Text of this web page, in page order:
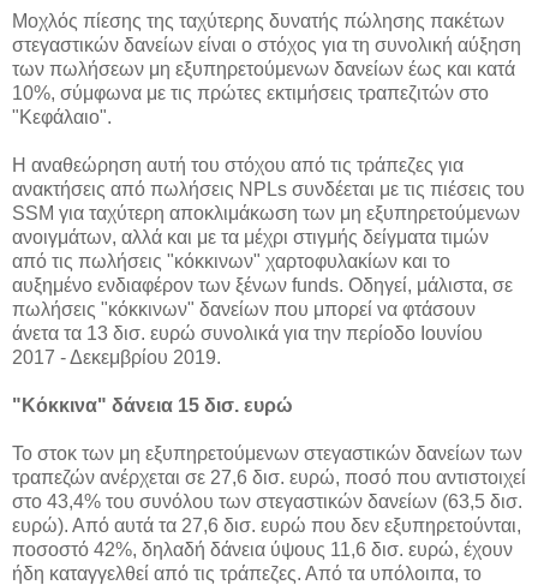
Μοχλός πίεσης της ταχύτερης δυνατής πώλησης πακέτων
στεγαστικών δανείων είναι ο στόχος για τη συνολική αύξηση
των πωλήσεων μη εξυπηρετούμενων δανείων έως και κατά
10%, σύμφωνα με τις πρώτες εκτιμήσεις τραπεζιτών στο
"Κεφάλαιο".
Η αναθεώρηση αυτή του στόχου από τις τράπεζες για
ανακτήσεις από πωλήσεις NPLs συνδέεται με τις πιέσεις του
SSM για ταχύτερη αποκλιμάκωση των μη εξυπηρετούμενων
ανοιγμάτων, αλλά και με τα μέχρι στιγμής δείγματα τιμών
από τις πωλήσεις "κόκκινων" χαρτοφυλακίων και το
αυξημένο ενδιαφέρον των ξένων funds. Οδηγεί, μάλιστα, σε
πωλήσεις "κόκκινων" δανείων που μπορεί να φτάσουν
άνετα τα 13 δισ. ευρώ συνολικά για την περίοδο Ιουνίου
2017 - Δεκεμβρίου 2019.
"Κόκκινα" δάνεια 15 δισ. ευρώ
Το στοκ των μη εξυπηρετούμενων στεγαστικών δανείων των
τραπεζών ανέρχεται σε 27,6 δισ. ευρώ, ποσό που αντιστοιχεί
στο 43,4% του συνόλου των στεγαστικών δανείων (63,5 δισ.
ευρώ). Από αυτά τα 27,6 δισ. ευρώ που δεν εξυπηρετούνται,
ποσοστό 42%, δηλαδή δάνεια ύψους 11,6 δισ. ευρώ, έχουν
ήδη καταγγελθεί από τις τράπεζες. Από τα υπόλοιπα, το